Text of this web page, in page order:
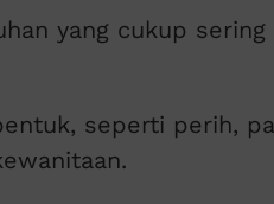
yang cukup sering
seperti perih,